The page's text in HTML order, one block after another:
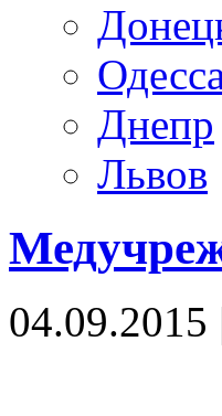
Днепр
Львов
04.09.2015